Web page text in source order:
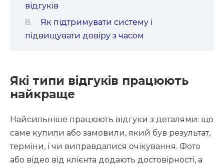
відгуків
Як підтримувати систему і
підвищувати довіру з часом
Які типи відгуків працюють
найкраще
Найсильніше працюють відгуки з деталями: що
саме купили або замовили, який був результат,
терміни, і чи виправдалися очікування. Фото
або відео від клієнта додають достовірності, а